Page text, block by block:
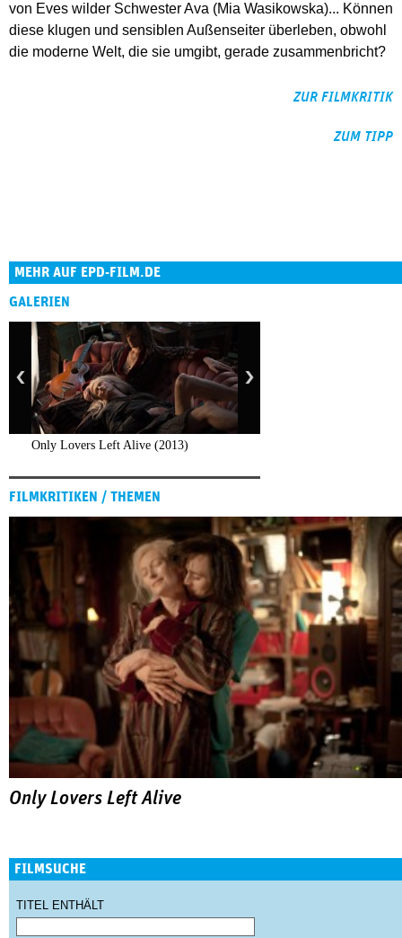
von Eves wilder Schwester Ava (Mia Wasikowska)... Können
diese klugen und sensiblen Außenseiter überleben, obwohl
die moderne Welt, die sie umgibt, gerade zusammenbricht?
ZUR FILMKRITIK
ZUM TIPP
MEHR AUF EPD-FILM.DE
GALERIEN
Only Lovers Left Alive (2013)
FILMKRITIKEN / THEMEN
Only Lovers Left Alive
FILMSUCHE
TITEL ENTHÄLT